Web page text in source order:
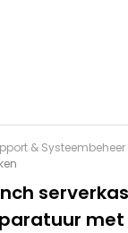
& Systeembeheer
met